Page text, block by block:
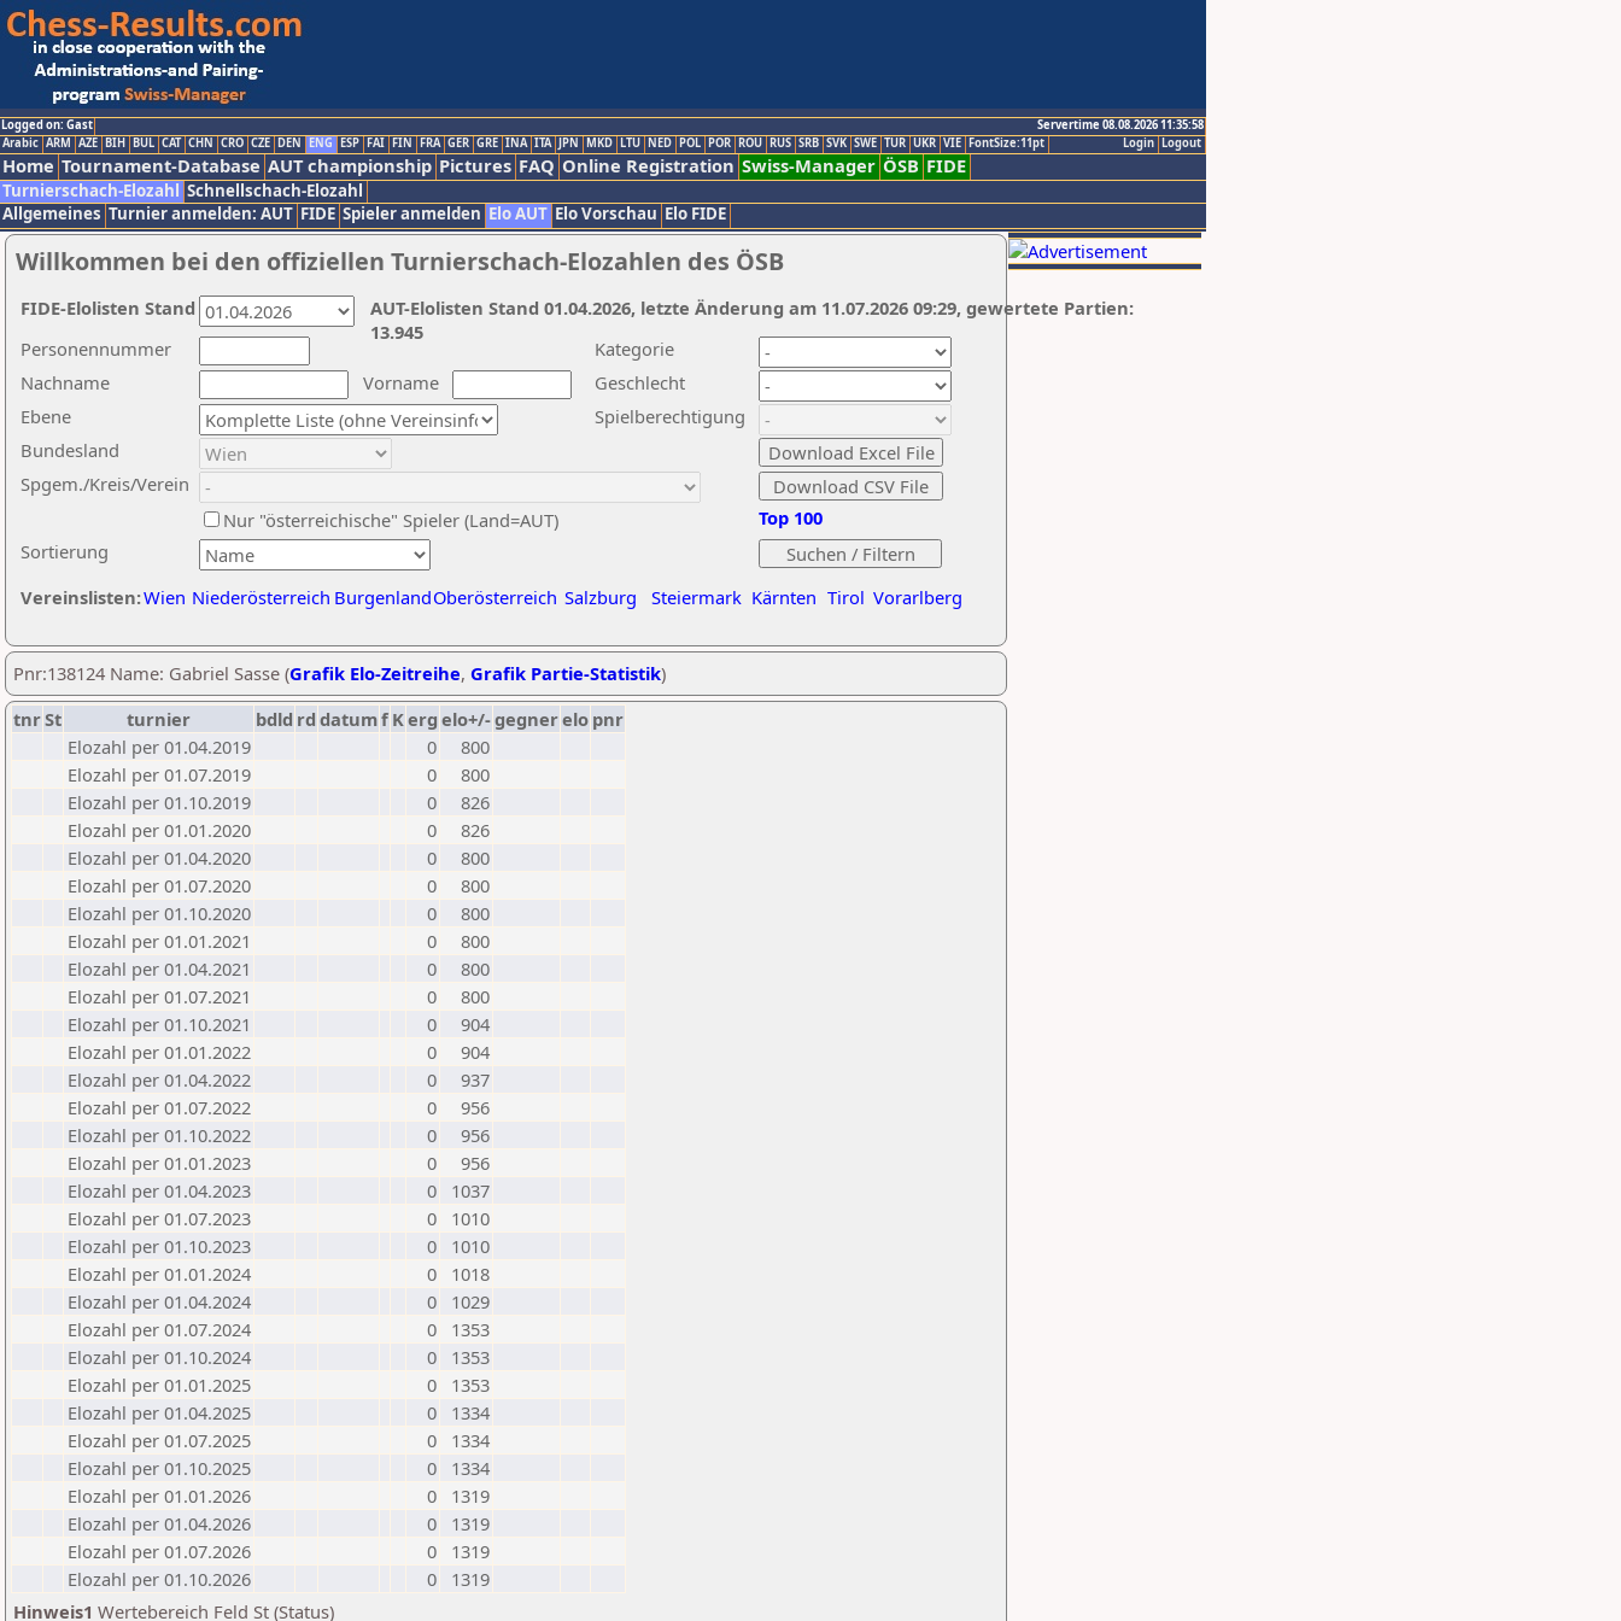
Logged on: Gast
Servertime 08.08.2026 11:35:58
Logout
Login
Arabic ARM AZE BIH BUL CAT CHN CRO CZE DEN ENG ESP FAI FIN FRA GER GRE INA ITA JPN MKD LTU NED POL POR ROU RUS SRB SVK SWE TUR UKR VIE FontSize:11pt
Home Tournament-Database AUT championship Pictures FAQ Online Registration Swiss-Manager ÖSB FIDE
Turnierschach-Elozahl Schnellschach-Elozahl
Allgemeines Turnier anmelden: AUT FIDE Spieler anmelden Elo AUT Elo Vorschau Elo FIDE
Willkommen bei den offiziellen Turnierschach-Elozahlen des ÖSB
Nachname
Vorname
Ebene
Kategorie
Sortierung
Personennummer
Bundesland
Spgem./Kreis/Verein
Geschlecht
Nur "österreichische" Spieler (Land=AUT)
Spielberechtigung
Vereinslisten:Wien Niederösterreich BurgenlandOberösterreich Salzburg Steiermark Kärnten Tirol Vorarlberg
Top 100
AUT-Elolisten Stand 01.04.2026, letzte Änderung am 11.07.2026 09:29, gewertete Partien:
13.945
FIDE-Elolisten Stand
Pnr:138124 Name: Gabriel Sasse (Grafik Elo-Zeitreihe, Grafik Partie-Statistik)
tnrSt turnier bdld rd datumf Kerg elo+/-gegnerelo pnr
Elozahl per 01.04.2019
0
800
Elozahl per 01.07.2019
0
800
Elozahl per 01.10.2019
0
826
Elozahl per 01.01.2020
0
826
Elozahl per 01.04.2020
0
800
Elozahl per 01.07.2020
0
800
Elozahl per 01.10.2020
0
800
Elozahl per 01.01.2021
0
800
Elozahl per 01.04.2021
0
800
Elozahl per 01.07.2021
0
800
Elozahl per 01.10.2021
0
904
Elozahl per 01.01.2022
0
904
Elozahl per 01.04.2022
0
937
Elozahl per 01.07.2022
0
956
Elozahl per 01.10.2022
0
956
Elozahl per 01.01.2023
0
956
Elozahl per 01.04.2023
0
1037
Elozahl per 01.07.2023
0
1010
Elozahl per 01.10.2023
0
1010
Elozahl per 01.01.2024
0
1018
Elozahl per 01.04.2024
0
1029
Elozahl per 01.07.2024
0
1353
Elozahl per 01.10.2024
0
1353
Elozahl per 01.01.2025
0
1353
Elozahl per 01.04.2025
0
1334
Elozahl per 01.07.2025
0
1334
Elozahl per 01.10.2025
0
1334
Elozahl per 01.01.2026
0
1319
Elozahl per 01.04.2026
0
1319
Elozahl per 01.07.2026
0
1319
Elozahl per 01.10.2026
0
1319
Hinweis1 Wertebereich Feld St (Status)